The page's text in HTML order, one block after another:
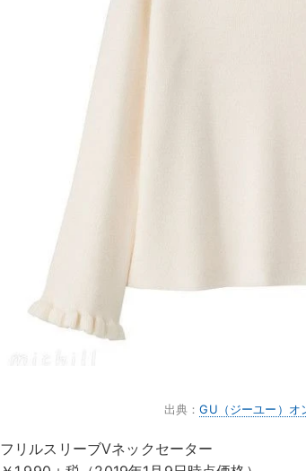
出典：GU（ジーユー）オ
フリルスリーブVネックセーター